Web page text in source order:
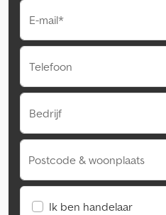
E-mail*
Telefoon
Bedrijf
Postcode & woonplaats
Ik ben handelaar